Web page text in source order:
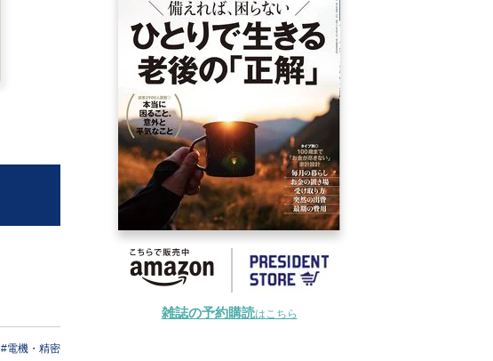
#電機・精密
雑誌の予約購読はこちら